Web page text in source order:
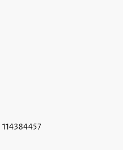
114384457